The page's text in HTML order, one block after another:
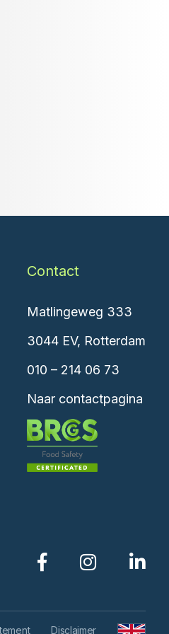
Contact
Matlingeweg 333
3044 EV, Rotterdam
010 – 214 06 73
Naar contactpagina
Disclaimer